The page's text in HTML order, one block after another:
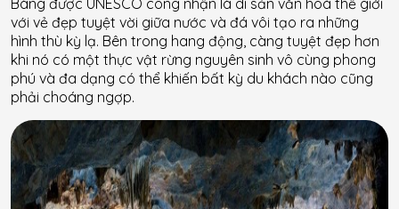
với vẻ đẹp tuyệt vời giữa nước và đá vôi tạo ra những
hình thù kỳ lạ. Bên trong hang động, càng tuyệt đẹp hơn
khi nó có một thực vật rừng nguyên sinh vô cùng phong
phú và đa dạng có thể khiến bất kỳ du khách nào cũng
phải choáng ngợp.